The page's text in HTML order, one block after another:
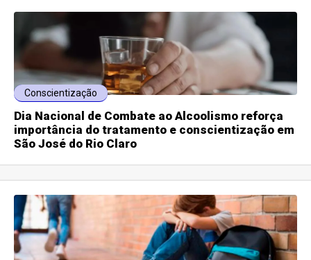
Conscientização
Dia Nacional de Combate ao Alcoolismo reforça
importância do tratamento e conscientização em
São José do Rio Claro